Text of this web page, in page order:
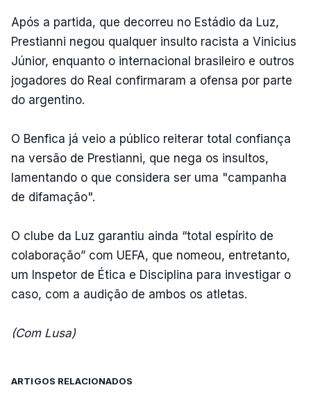
Após a partida, que decorreu no Estádio da Luz,
Prestianni negou qualquer insulto racista a Vinicius
Júnior, enquanto o internacional brasileiro e outros
jogadores do Real confirmaram a ofensa por parte
do argentino.
O Benfica já veio a público reiterar total confiança
na versão de Prestianni, que nega os insultos,
lamentando o que considera ser uma "campanha
de difamação".
O clube da Luz garantiu ainda “total espírito de
colaboração” com UEFA, que nomeou, entretanto,
um Inspetor de Ética e Disciplina para investigar o
caso, com a audição de ambos os atletas.
(Com Lusa)
ARTIGOS RELACIONADOS